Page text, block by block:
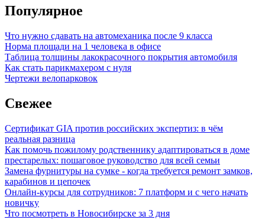
Популярное
Что нужно сдавать на автомеханика после 9 класса
Норма площади на 1 человека в офисе
Таблица толщины лакокрасочного покрытия автомобиля
Как стать парикмахером с нуля
Чертежи велопарковок
Свежее
Сертификат GIA против российских экспертиз: в чём
реальная разница
Как помочь пожилому родственнику адаптироваться в доме
престарелых: пошаговое руководство для всей семьи
Замена фурнитуры на сумке - когда требуется ремонт замков,
карабинов и цепочек
Онлайн-курсы для сотрудников: 7 платформ и с чего начать
новичку
Что посмотреть в Новосибирске за 3 дня